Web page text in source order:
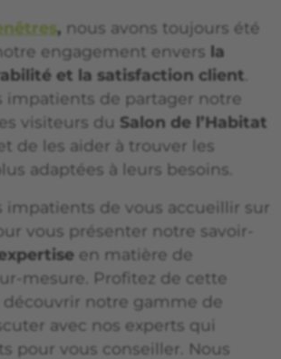
, nous avons toujours été
engagement envers la
et la satisfaction client
impatients de partager notre
visiteurs du Salon de l’Habitat
de les aider à trouver les
adaptées à leurs besoins.
impatients de vous accueillir sur
vous présenter notre savoir-
en matière de
mesure. Profitez de cette
découvrir notre gamme de
avec nos experts qui
pour vous conseiller. Nous